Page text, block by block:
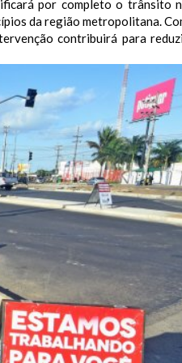
por completo o trânsito
da região metropolitana.
contribuirá para